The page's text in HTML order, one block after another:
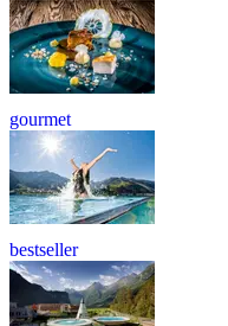
gourmet
bestseller